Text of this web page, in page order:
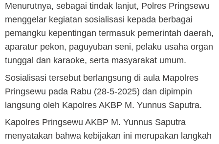
Menurutnya, sebagai tindak lanjut, Polres Pringsewu
menggelar kegiatan sosialisasi kepada berbagai
pemangku kepentingan termasuk pemerintah daerah,
aparatur pekon, paguyuban seni, pelaku usaha organ
tunggal dan karaoke, serta masyarakat umum.
Sosialisasi tersebut berlangsung di aula Mapolres
Pringsewu pada Rabu (28-5-2025) dan dipimpin
langsung oleh Kapolres AKBP M. Yunnus Saputra.
Kapolres Pringsewu AKBP M. Yunnus Saputra
menyatakan bahwa kebijakan ini merupakan langkah